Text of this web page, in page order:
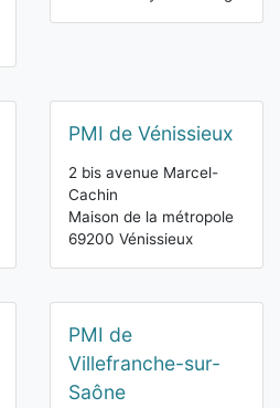
PMI de Vénissieux
2 bis avenue Marcel-
Cachin
Maison de la métropole
69200 Vénissieux
PMI de
Villefranche-sur-
Saône